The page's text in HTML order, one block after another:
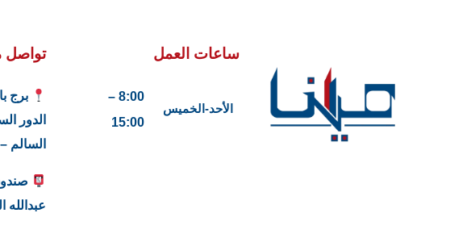
ساعات العمل
الأحد-الخميس
8:00 –
15:00
تواصل
برج
الدور
السالم
عبدالله السالم